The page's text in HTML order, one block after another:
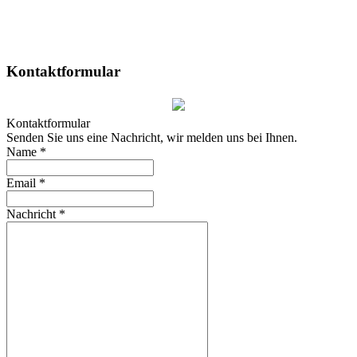
Kontaktformular
Kontaktformular
Senden Sie uns eine Nachricht, wir melden uns bei Ihnen.
Name *
Email *
Nachricht *